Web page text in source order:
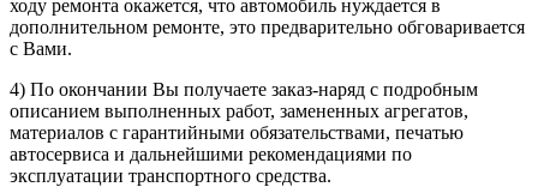
ходу ремонта окажется, что автомобиль нуждается в
дополнительном ремонте, это предварительно обговаривается
с Вами.
4) По окончании Вы получаете заказ-наряд с подробным
описанием выполненных работ, замененных агрегатов,
материалов с гарантийными обязательствами, печатью
автосервиса и дальнейшими рекомендациями по
эксплуатации транспортного средства.